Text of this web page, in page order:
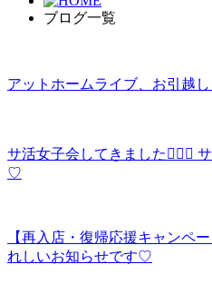
ブログ一覧
アットホームライブ、お引越
サ活女子会してきました🧖‍♀️✨
♡
【再入店・復帰応援キャンペ
れしいお知らせです♡